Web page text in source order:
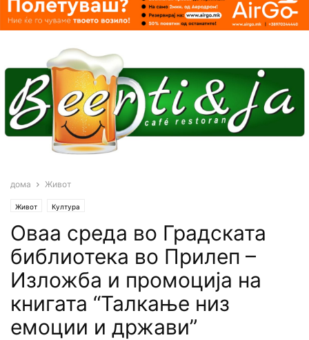
дома Живот
Живот Култура
Oваа среда во Градската
библиотека во Прилеп –
Изложба и промоција на
книгата “Талкање низ
емоции и држави”